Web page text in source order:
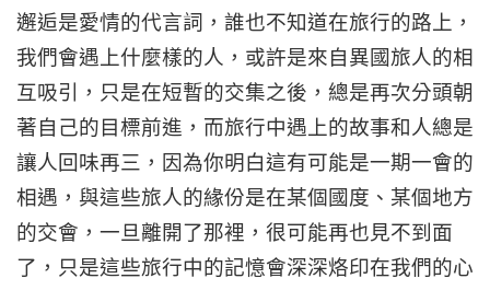
邂逅是愛情的代言詞，誰也不知道在旅行的路上，
我們會遇上什麼樣的人，或許是來自異國旅人的相
互吸引，只是在短暫的交集之後，總是再次分頭朝
著自己的目標前進，而旅行中遇上的故事和人總是
讓人回味再三，因為你明白這有可能是一期一會的
相遇，與這些旅人的緣份是在某個國度、某個地方
的交會，一旦離開了那裡，很可能再也見不到面
了，只是這些旅行中的記憶會深深烙印在我們的心